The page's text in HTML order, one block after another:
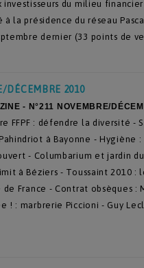
investisseurs du milieu
à la présidence du réseau
dernier (33 points de
DÉCEMBRE 2010
- N°211 NOVEMBRE/
FFPF : défendre la diversité
à Bayonne -
- Columbarium et jardin
à Béziers - Toussaint 2010 :
France - Contrat obsèques :
! : marbrerie Piccioni - Guy